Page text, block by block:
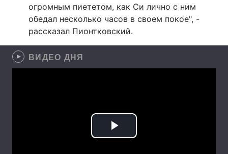
огромным пиететом, как Си лично с ним
обедал несколько часов в своем покое", -
рассказал Пионтковский.
ВИДЕО ДНЯ